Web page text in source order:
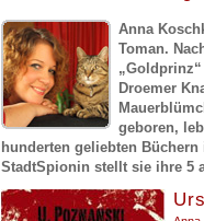
Anna
Toman.
Droemer
geboren,
hunderten geliebten
StadtSpionin stellt sie ihre 5